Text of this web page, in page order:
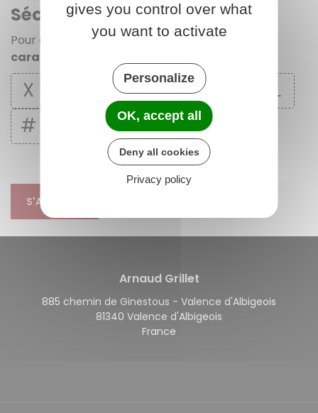
Sécurité anti-robot
Pour continuer, merci de cliquer surtous les
caractères spéciaux
X @ > B
L
#
S'ABONNER
Arnaud Grillet
885 chemin de Ginestous - Valence d'Albigeois
81340 Valence d'Albigeois
France
gives you control over what
you want to activate
Personalize
OK, accept all
Deny all cookies
Privacy policy